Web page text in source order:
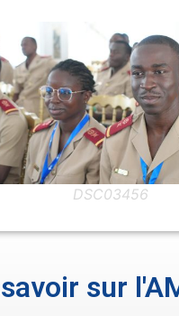
DSC03456
sur